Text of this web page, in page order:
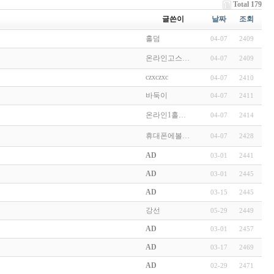
Total 179
글쓴이
날짜 조회
홀덤 04-07 2409
온라인고스… 04-07 2409
czxczxc 04-07 2410
바둑이 04-07 2411
온라인1홀… 04-07 2414
휴대폰에볼… 04-07 2428
AD 03-01 2441
AD 03-01 2445
AD 03-15 2445
강선 05-29 2449
AD 03-01 2457
AD 03-17 2469
AD 02-29 2471